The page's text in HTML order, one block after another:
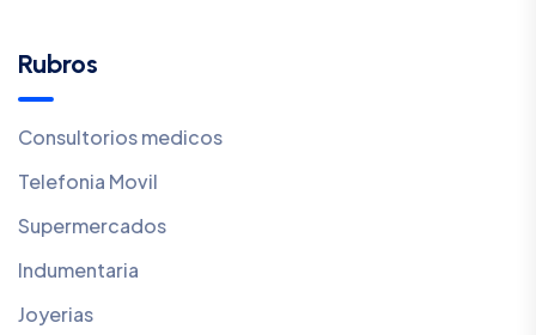
Rubros
Consultorios medicos
Telefonia Movil
Supermercados
Indumentaria
Joyerias